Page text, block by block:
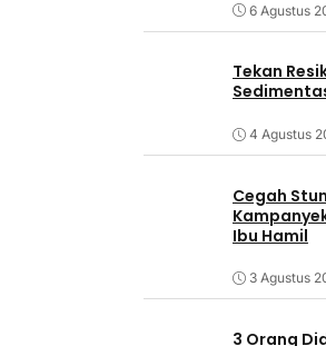
6 Agustus
Tekan
4 Agustus
Cegah
Ibu Hamil
3 Agustus
3 Orang